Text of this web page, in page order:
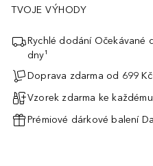
TVOJE VÝHODY
Rychlé dodání Očekávané
dny¹
Doprava zdarma od 699 Kč
Vzorek zdarma ke
Prémiové dárkové balení